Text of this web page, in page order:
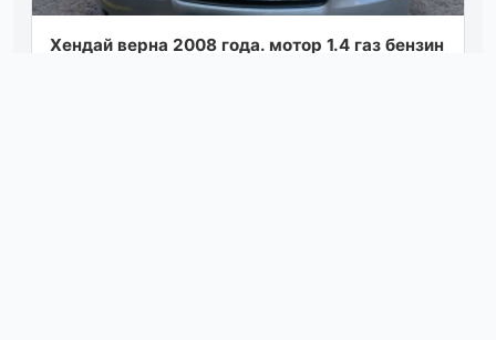
Хендай верна 2008 года. мотор 1.4 газ бензин